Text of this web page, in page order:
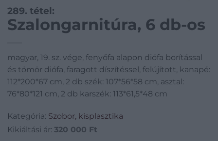
289. tétel:
Szalongarnitúra, 6 db-os
magyar, 19. sz. vége, fenyőfa alapon diófa borítással
és tömör diófa, faragott díszítéssel, felújított, kanapé:
112*200*67 cm, 2 db szék: 107*56*58 cm, asztal:
76*80*121 cm, 2 db karszék: 113*61,5*48 cm
Kategória: Szobor, kisplasztika
Kikiáltási ár: 320 000 Ft